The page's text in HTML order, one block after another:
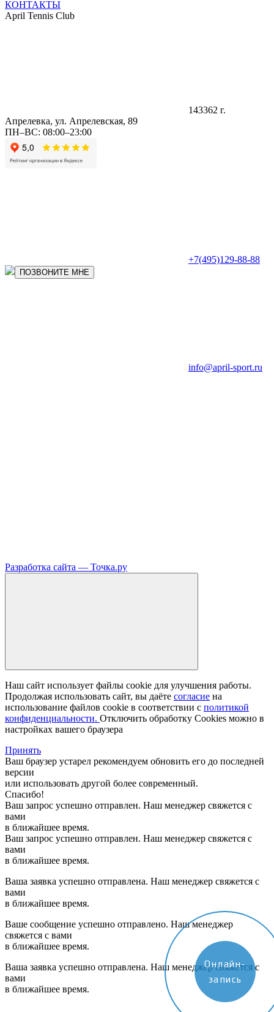
КОНТАКТЫ
April Tennis Club
143362 г.
Апрелевка, ул. Апрелевская, 89
ПН–ВС: 08:00–23:00
+7(495)129-88-88
ПОЗВОНИТЕ МНЕ
info@april-sport.ru
Разработка сайта — Точка.ру
Наш сайт использует файлы cookie для улучшения работы.
Продолжая использовать сайт, вы даёте согласие на
использование файлов cookie в соответствии с политикой
конфиденциальности. Отключить обработку Cookies можно в
настройках вашего браузера
Принять
Ваш браузер устарел рекомендуем обновить его до последней
версии
или использовать другой более современный.
Спасибо!
Ваш запрос успешно отправлен. Наш менеджер свяжется с
вами
в ближайшее время.
Ваш запрос успешно отправлен. Наш менеджер свяжется с
вами
в ближайшее время.
Ваша заявка успешно отправлена. Наш менеджер свяжется с
вами
в ближайшее время.
Ваше сообщение успешно отправлено. Наш менеджер
свяжется с вами
в ближайшее время.
Ваша заявка успешно отправлена. Наш менеджер свяжется с
вами
в ближайшее время.
Онлайн-
запись